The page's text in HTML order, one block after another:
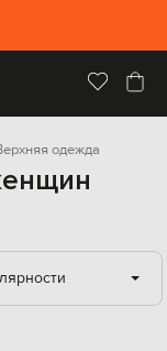
одежда